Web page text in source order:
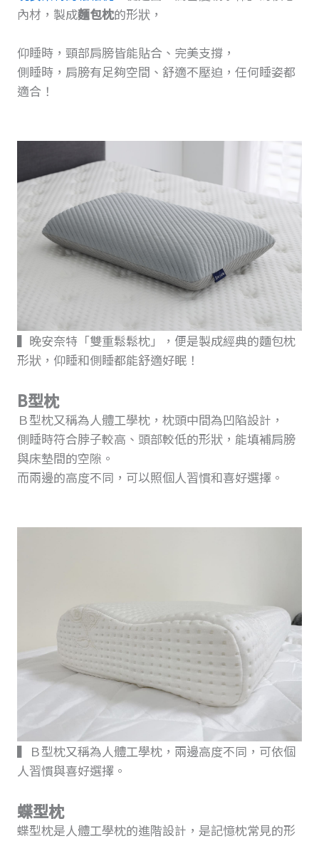
內材，製成麵包枕的形狀，
仰睡時，頸部肩膀皆能貼合、完美支撐，
側睡時，肩膀有足夠空間、舒適不壓迫，任何睡姿都
適合！
▍晚安奈特「雙重鬆鬆枕」，便是製成經典的麵包枕
形狀，仰睡和側睡都能舒適好眠！
B型枕
Ｂ型枕又稱為人體工學枕，枕頭中間為凹陷設計，
側睡時符合脖子較高、頭部較低的形狀，能填補肩膀
與床墊間的空隙。
而兩邊的高度不同，可以照個人習慣和喜好選擇。
▍Ｂ型枕又稱為人體工學枕，兩邊高度不同，可依個
人習慣與喜好選擇。
蝶型枕
蝶型枕是人體工學枕的進階設計，是記憶枕常見的形